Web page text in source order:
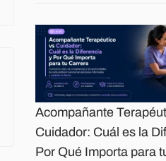
Acompañante
Cuidador: Cuál es la
Por Qué Importa para